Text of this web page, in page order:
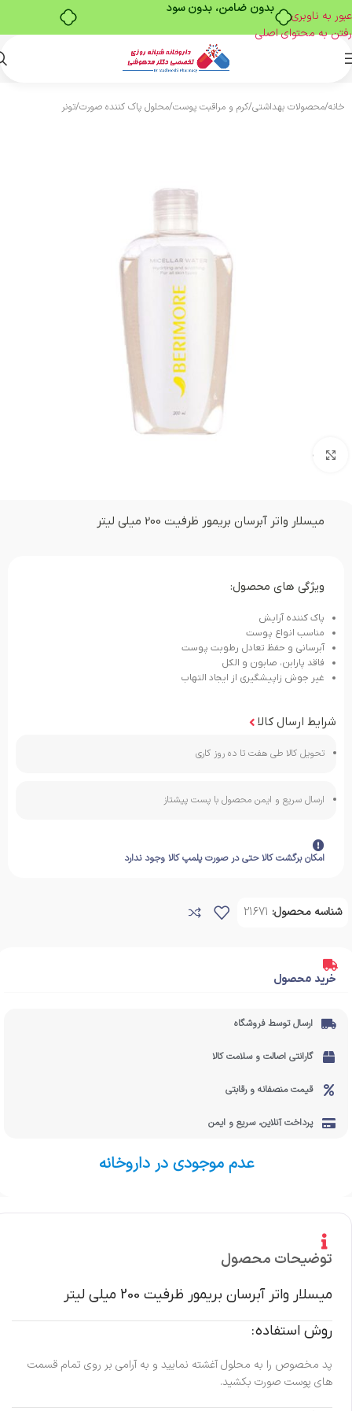
بدون ضامن، بدون سود
عبور به ناوبری
رفتن به محتوای اصلی
خانه/محصولات بهداشتی/کرم و مراقبت پوست/محلول پاک کننده صورت/تونر
بزرگنمایی تصویر
میسلار واتر آبرسان بریمور ظرفیت 200 میلی لیتر
ویژگی های محصول:
پاک کننده آرایش
مناسب انواع پوست
آبرسانی و حفظ تعادل رطوبت پوست
فاقد پارابن، صابون و الکل
غیر جوش زاپیشگیری از ایجاد التهاب
شرایط ارسال کالا
تحویل کالا طی هفت تا ده روز کاری
ارسال سریع و ایمن محصول با پست پیشتاز
امکان برگشت کالا حتی در صورت پلمپ کالا وجود ندارد
شناسه محصول: 21671
خرید محصول
ارسال توسط فروشگاه
گارانتی اصالت و سلامت کالا
قیمت منصفانه و رقابتی
پرداخت آنلاین، سریع و ایمن
عدم موجودی در داروخانه
توضیحات محصول
میسلار واتر آبرسان بریمور ظرفیت 200 میلی لیتر
روش استفاده :
پد مخصوص را به محلول آغشته نمایید و به آرامی بر روی تمام قسمت
های پوست صورت بکشید.